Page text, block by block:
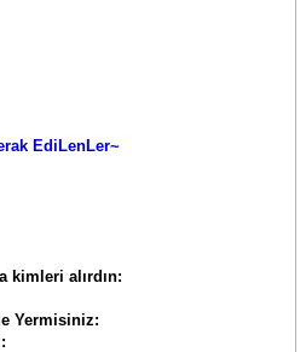
EdiLenLer~
kimleri alırdın:
Yermisiniz: